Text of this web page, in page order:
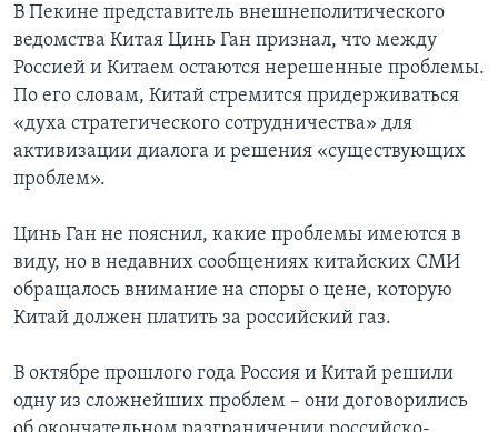
В Пекине представитель внешнеполитического
ведомства Китая Цинь Ган признал, что между
Россией и Китаем остаются нерешенные проблемы.
По его словам, Китай стремится придерживаться
«духа стратегического сотрудничества» для
активизации диалога и решения «существующих
проблем».
Цинь Ган не пояснил, какие проблемы имеются в
виду, но в недавних сообщениях китайских СМИ
обращалось внимание на споры о цене, которую
Китай должен платить за российский газ.
В октябре прошлого года Россия и Китай решили
одну из сложнейших проблем – они договорились